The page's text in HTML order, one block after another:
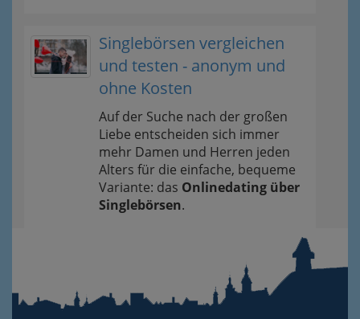
Singlebörsen vergleichen
und testen - anonym und
ohne Kosten
Auf der Suche nach der großen
Liebe entscheiden sich immer
mehr Damen und Herren jeden
Alters für die einfache, bequeme
Variante: das Onlinedating über
Singlebörsen.